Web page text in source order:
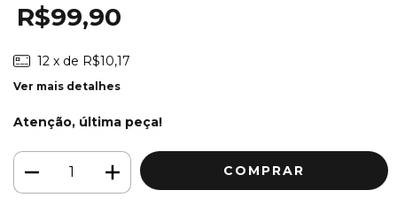
R$99,90
12 x de R$10,17
Ver mais detalhes
Atenção, última peça!